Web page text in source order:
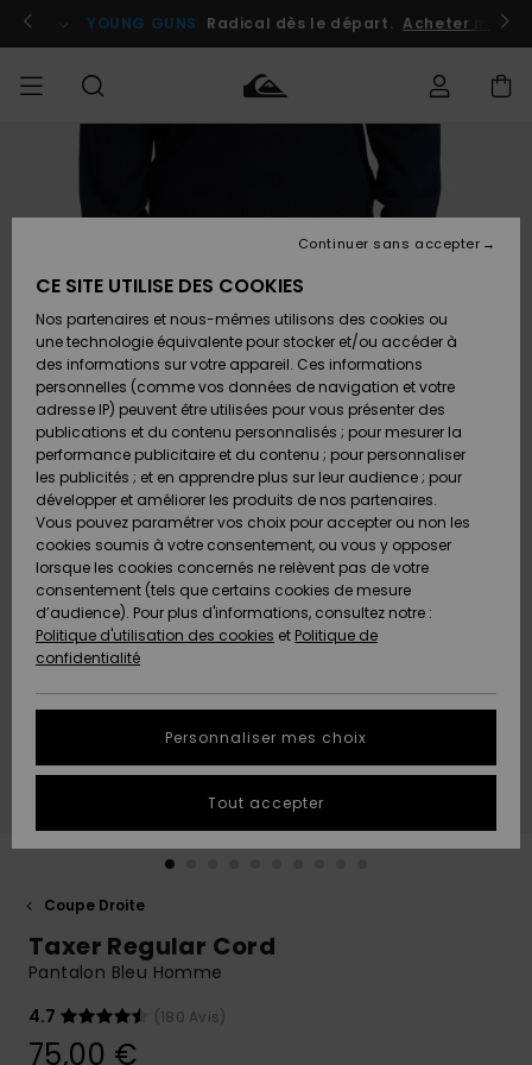
l'information
le
Se connecter / s'inscrire
YOUNG GUNS Radical dès le départ. Acheter
Chaussures
& Tongs
Surf
Snow
Nouveautés
A
Découvrir
Chaussures
& Tongs
Surf
Snow
Nouveautés
A
Découvrir
FEMME
A
Découvrir
Snow
SURF
Surf
Shop
Enfant
Highlights
Communauté
SNOW
Snow
Shop
Enfant
Snow
Shop
Femme
A
Découvrir
Communauté
OUTLET
Enfant
Outlet
Femme
AIDE &
CONTACT
Retours
Paiement
Carte
Cadeau
Quiksilver
Freedom
Protection
des
tailles
conversation
plus rapide
à votre
Démarrer
MAGASINS
QUIKSILVER
Coupe Droite
Taxer Regular Cord
Pantalon Bleu Homme
4.7
(180 Avis)
75,00 €
CE SITE UTILISE DES COOKIES
Nos partenaires et nous-mêmes utilisons des cookies ou
une technologie équivalente pour stocker et/ou accéder à
des informations sur votre appareil. Ces informations
personnelles (comme vos données de navigation et votre
adresse IP) peuvent être utilisées pour vous présenter des
publications et du contenu personnalisés ; pour mesurer la
performance publicitaire et du contenu ; pour personnaliser
les publicités ; et en apprendre plus sur leur audience ; pour
développer et améliorer les produits de nos partenaires.
Vous pouvez paramétrer vos choix pour accepter ou non les
cookies soumis à votre consentement, ou vous y opposer
lorsque les cookies concernés ne relèvent pas de votre
consentement (tels que certains cookies de mesure
d’audience). Pour plus d'informations, consultez notre :
Politique d'utilisation des cookies et Politique de
confidentialité
Personnaliser mes choix
Continuer sans accepter
Tout accepter